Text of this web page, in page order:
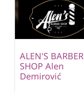
ALEN'S BARBER
SHOP Alen
Demirović